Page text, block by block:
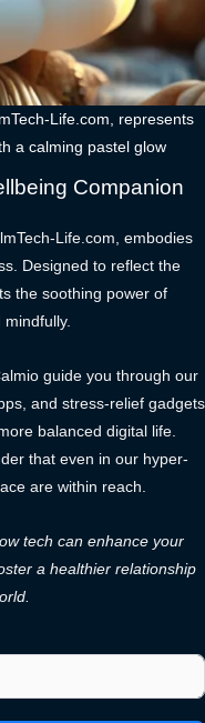
Life.com, represents
a calming pastel glow
Companion
Life.com, embodies
Designed to reflect the
the soothing power of
guide you through our
and stress-relief gadgets
balanced digital life.
that even in our hyper-
are within reach.
tech can enhance your
a healthier relationship